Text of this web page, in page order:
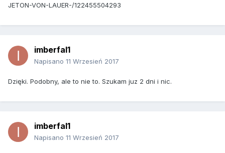
JETON-VON-LAUER-/122455504293
imberfal1
Napisano 11 Wrzesień 2017
Dzięki. Podobny, ale to nie to. Szukam juz 2 dni i nic.
imberfal1
Napisano 11 Wrzesień 2017